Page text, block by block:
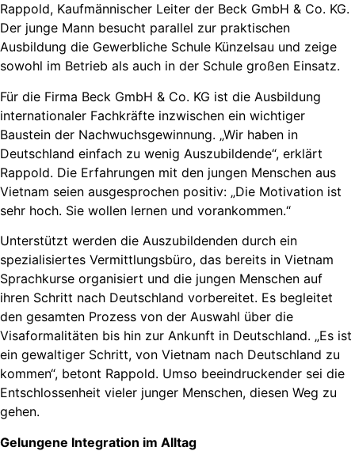
Rappold, Kaufmännischer Leiter der Beck GmbH & Co. KG.
Der junge Mann besucht parallel zur praktischen
Ausbildung die Gewerbliche Schule Künzelsau und zeige
sowohl im Betrieb als auch in der Schule großen Einsatz.
Für die Firma Beck GmbH & Co. KG ist die Ausbildung
internationaler Fachkräfte inzwischen ein wichtiger
Baustein der Nachwuchsgewinnung. „Wir haben in
Deutschland einfach zu wenig Auszubildende“, erklärt
Rappold. Die Erfahrungen mit den jungen Menschen aus
Vietnam seien ausgesprochen positiv: „Die Motivation ist
sehr hoch. Sie wollen lernen und vorankommen.“
Unterstützt werden die Auszubildenden durch ein
spezialisiertes Vermittlungsbüro, das bereits in Vietnam
Sprachkurse organisiert und die jungen Menschen auf
ihren Schritt nach Deutschland vorbereitet. Es begleitet
den gesamten Prozess von der Auswahl über die
Visaformalitäten bis hin zur Ankunft in Deutschland. „Es ist
ein gewaltiger Schritt, von Vietnam nach Deutschland zu
kommen“, betont Rappold. Umso beeindruckender sei die
Entschlossenheit vieler junger Menschen, diesen Weg zu
gehen.
Gelungene Integration im Alltag